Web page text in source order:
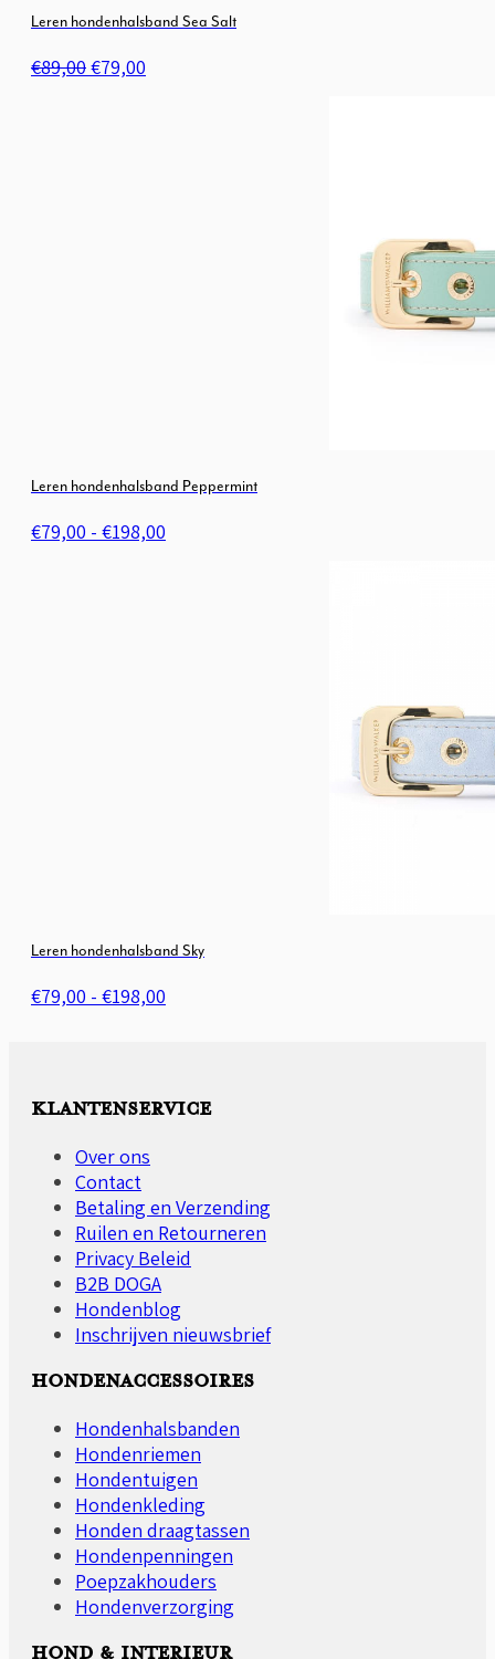
Leren hondenhalsband Sea Salt
€89,00Oorspronkelijke
€79,00
Leren hondenhalsband Peppermint
€79,00 - €198,00
Leren hondenhalsband Sky
€79,00 - €198,00
KLANTENSERVICE
Over ons
Contact
Betaling en Verzending
Ruilen en Retourneren
Privacy Beleid
B2B DOGA
Hondenblog
Inschrijven nieuwsbrief
HONDENACCESSOIRES
Hondenhalsbanden
Hondenriemen
Hondentuigen
Hondenkleding
Honden draagtassen
Hondenpenningen
Poepzakhouders
Hondenverzorging
HOND & INTERIEUR